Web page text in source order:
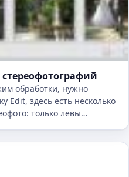
стереофотографий
обработки, нужно
Edit, здесь есть несколько
только левы…